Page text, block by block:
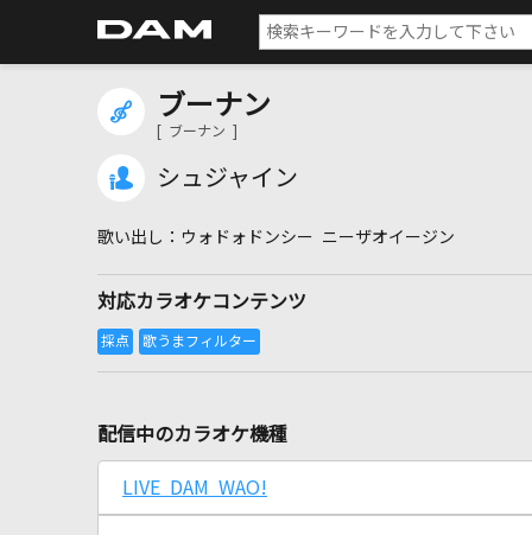
ブーナン
[ ブーナン ]
シュジャイン
ウォドォドンシー ニーザオイージン
対応カラオケコンテンツ
配信中のカラオケ機種
LIVE DAM WAO!